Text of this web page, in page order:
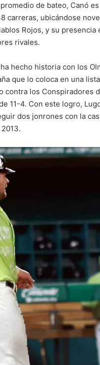
de bateo, Canó
carreras, ubicándose
Rojos, y su
rivales.
hecho historia con los
que lo coloca en una
contra los Conspiradores
11-4. Con este logro,
dos jonrones con la